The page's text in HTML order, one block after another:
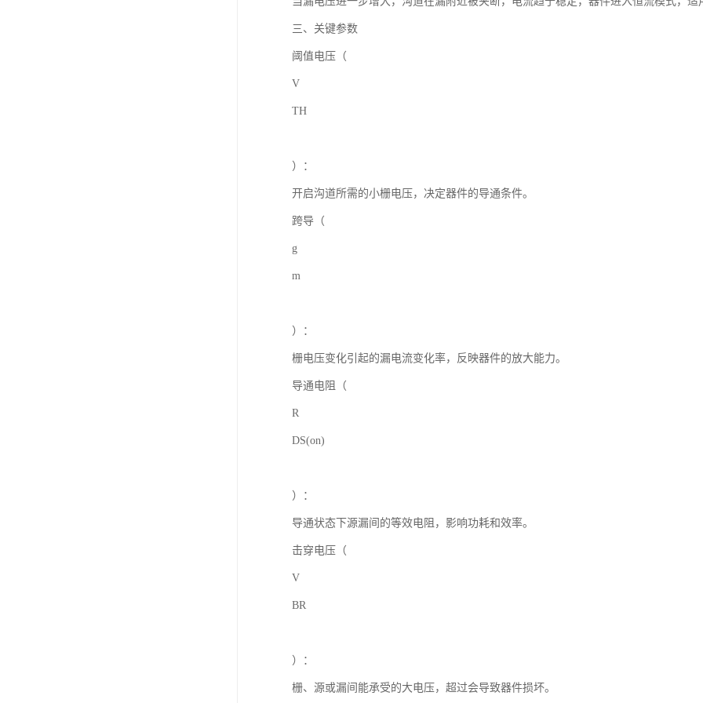
三、关键参数
阈值电压（
V
TH
）：
开启沟道所需的小栅电压，决定器件的导通条件。
跨导（
g
m
）：
栅电压变化引起的漏电流变化率，反映器件的放大能力。
导通电阻（
R
DS(on)
）：
导通状态下源漏间的等效电阻，影响功耗和效率。
击穿电压（
V
BR
）：
栅、源或漏间能承受的大电压，超过会导致器件损坏。